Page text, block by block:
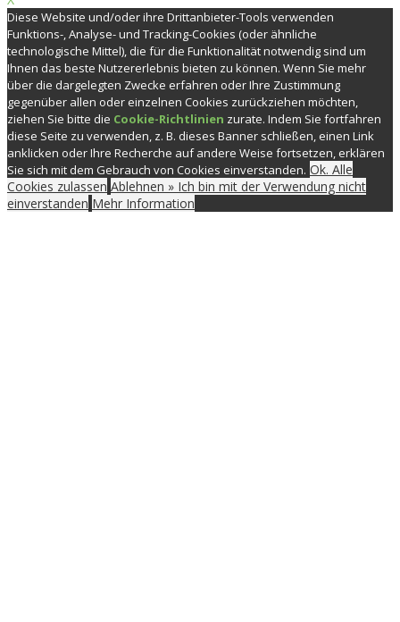
Diese Website und/oder ihre Drittanbieter-Tools verwenden
Funktions-, Analyse- und Tracking-Cookies (oder ähnliche
technologische Mittel), die für die Funktionalität notwendig sind um
Ihnen das beste Nutzererlebnis bieten zu können. Wenn Sie mehr
über die dargelegten Zwecke erfahren oder Ihre Zustimmung
gegenüber allen oder einzelnen Cookies zurückziehen möchten,
ziehen Sie bitte die Cookie-Richtlinien zurate. Indem Sie fortfahren
diese Seite zu verwenden, z. B. dieses Banner schließen, einen Link
anklicken oder Ihre Recherche auf andere Weise fortsetzen, erklären
Sie sich mit dem Gebrauch von Cookies einverstanden. Ok. Alle
Cookies zulassen Ablehnen » Ich bin mit der Verwendung nicht
einverstanden Mehr Information